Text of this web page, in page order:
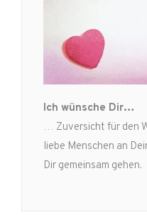
Ich wünsche Dir…
… Zuversicht für den
liebe Menschen an
Dir gemeinsam gehen.